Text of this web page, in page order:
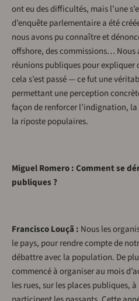
ont eu des difficultés, mais l’une
d’enquête parlementaire a été
nous avons pu connaître et
offshore, des commissions… Nous
réunions publiques pour expliquer
cela s’est passé — ce fut une
permettant une perception
façon de renforcer l’indignation,
la riposte populaires.
Miguel Romero : Comment se
publiques ?
Francisco Louçã : Nous les
le pays, pour rendre compte de
débattre avec la population. De
commencé à organiser au mois
les rues, sur les places publiques,